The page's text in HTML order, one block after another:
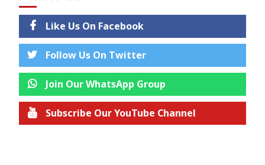
Like Us On Facebook
Follow Us On Twitter
Join Our WhatsApp Group
Subscribe Our YouTube Channel